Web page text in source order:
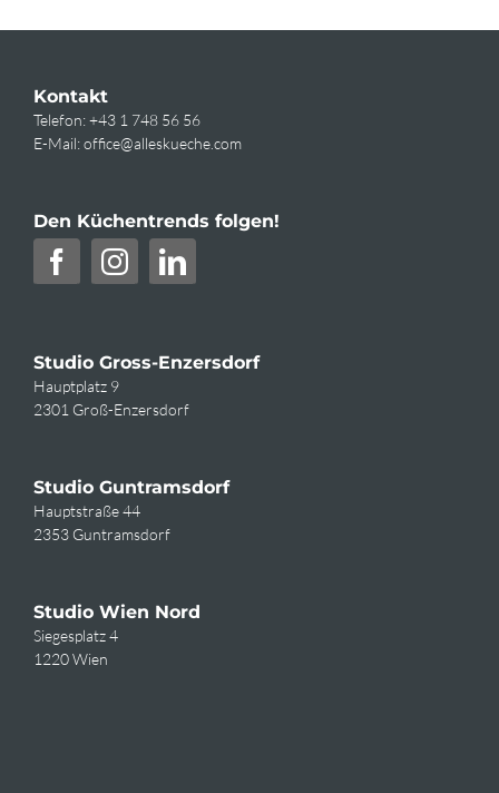
Kontakt
Telefon:+43 1 748 56 56
E-Mail:office@alleskueche.com
Den Küchentrends folgen!
Studio Gross-Enzersdorf
Hauptplatz 9
2301 Groß-Enzersdorf
Studio Guntramsdorf
Hauptstraße 44
2353 Guntramsdorf
Studio Wien Nord
Siegesplatz 4
1220 Wien